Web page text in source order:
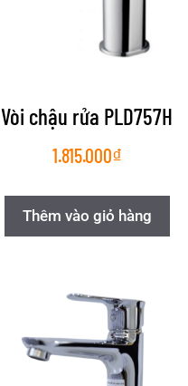
Vòi chậu rửa PLD757H
1.815.000₫
Thêm vào giỏ hàng